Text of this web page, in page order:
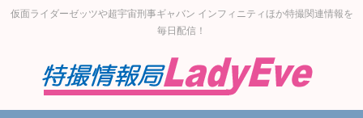
仮面ライダーゼッツや超宇宙刑事ギャバン インフィニティほか特撮関連情報を
毎日配信！